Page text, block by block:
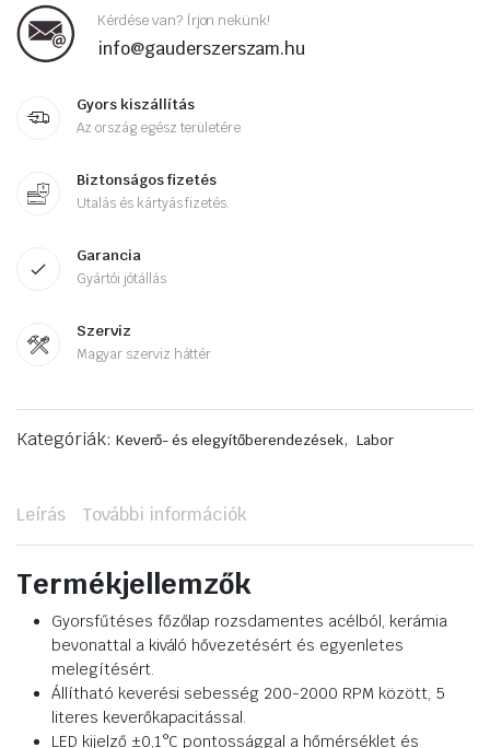
Kérdése van? Írjon nekünk!
info@gauderszerszam.hu
Gyors kiszállítás
Az ország egész területére
Biztonságos fizetés
Utalás és kártyás fizetés.
Garancia
Gyártói jótállás
Szerviz
Magyar szerviz háttér
Kategóriák: Keverő- és elegyítőberendezések, Labor
Leírás További információk
Termékjellemzők
Gyorsfűtéses főzőlap rozsdamentes acélból, kerámia
bevonattal a kiváló hővezetésért és egyenletes
melegítésért.
Állítható keverési sebesség 200-2000 RPM között, 5
literes keverőkapacitással.
LED kijelző ±0,1°C pontossággal a hőmérséklet és